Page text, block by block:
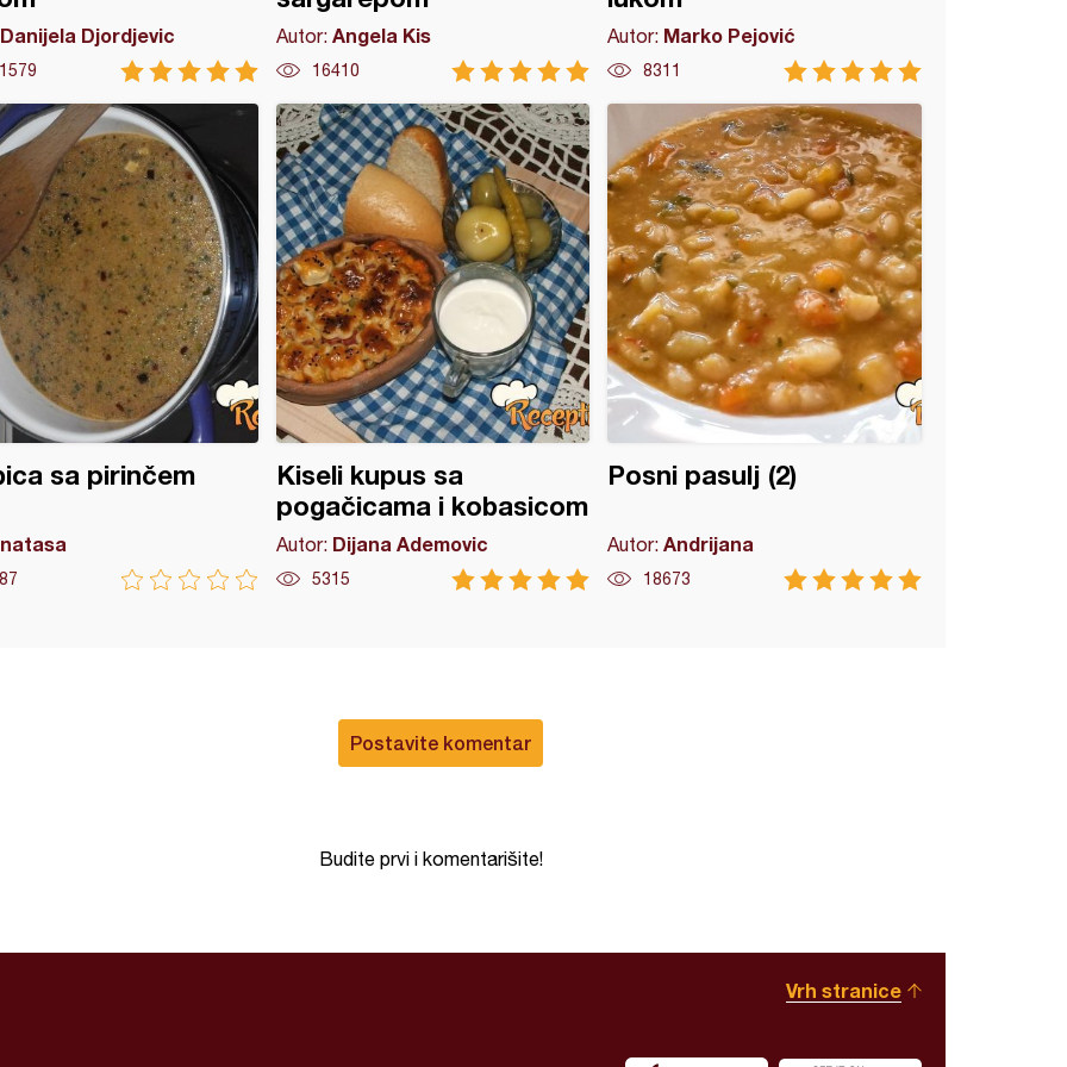
Danijela Djordjevic Autor: Angela Kis
16410
Autor: Marko Pejović
8311
sa pirinčem
natasa
Kiseli kupus sa
pogačicama i kobasicom
Autor: Dijana Ademovic
5315
Posni pasulj (2)
Autor:Andrijana
18673
Postavite komentar
Budite prvi i komentarišite!
Vrh stranice